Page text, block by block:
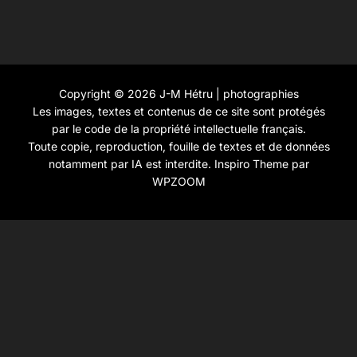
Copyright © 2026 J-M Hétru | photographies
Les images, textes et contenus de ce site sont protégés
par le code de la propriété intellectuelle français.
Toute copie, reproduction, fouille de textes et de données
notamment par IA est interdite. Inspiro Themepar
WPZOOM